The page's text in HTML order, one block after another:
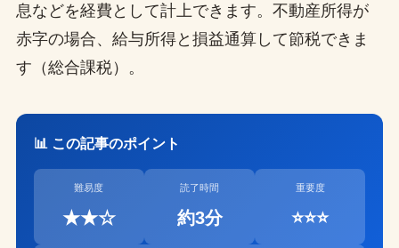
息などを経費として計上できます。不動産所得が
赤字の場合、給与所得と損益通算して節税できま
す（総合課税）。
📊 この記事のポイント
難易度
★★☆
読了時間
約3分
重要度
⭐⭐⭐